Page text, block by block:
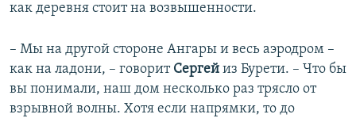
как деревня стоит на возвышенности.
– Мы на другой стороне Ангары и весь аэродром –
как на ладони, – говорит Сергей из Бурети. – Что бы
вы понимали, наш дом несколько раз трясло от
взрывной волны. Хотя если напрямки, то до